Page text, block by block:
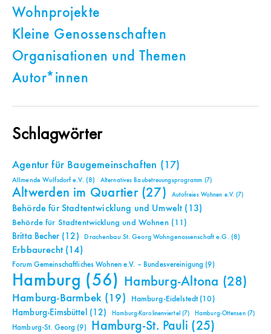
Wohnprojekte
Kleine Genossenschaften
Organisationen und Themen
Autor*innen
Schlagwörter
Agentur für Baugemeinschaften (17)
Allmende Wulfsdorf e.V. (8) Alternatives Baubetreuungsprogramm (7)
Altwerden im Quartier(27) Autofreies Wohnen e.V. (7)
Behörde für Stadtentwicklung und Umwelt (13)
Behörde für Stadtentwicklung und Wohnen(11)
Britta Becher(12) Drachenbau St. Georg Wohngenossenschaft e.G. (8)
Erbbaurecht(14)
Forum Gemeinschaftliches Wohnen e.V. – Bundesvereinigung (9)
Hamburg (56) Hamburg-Altona (28)
Hamburg-Barmbek(19) Hamburg-Eidelstedt(10)
Hamburg-Eimsbüttel (12) Hamburg-Karolinenviertel (7) Hamburg-Ottensen(7)
Hamburg-St. Georg (9) Hamburg-St. Pauli (25)